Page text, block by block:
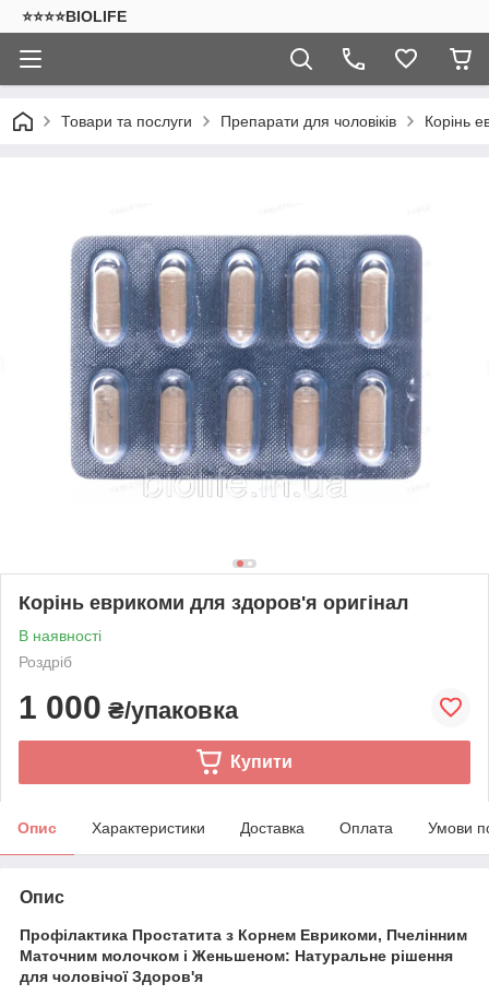
⭐⭐⭐⭐BIOLIFE
Товари та послуги Препарати для чоловіків Корінь
Корінь еврикоми для здоров'я оригінал
В наявності
Роздріб
1 000 ₴/упаковка
Купити
Опис Характеристики Доставка Оплата Умови
Опис
Профілактика Простатита з Корнем Еврикоми, Пчелінним
Маточним молочком і Женьшеном: Натуральне рішення
для чоловічої Здоров'я